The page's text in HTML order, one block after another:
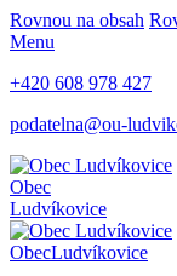
Rovnou na obsah
Menu
+420 608 978 427
podatelna@ou-
Obec
Ludvíkovice
ObecLudvíkovice